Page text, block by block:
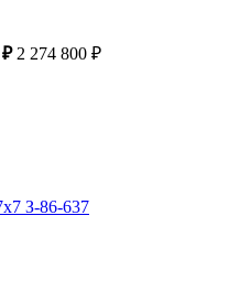
₽ 2 274 800 ₽
З-86-637